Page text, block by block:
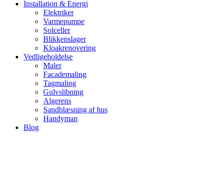
Installation & Energi
Elektriker
Varmepumpe
Solceller
Blikkenslager
Kloakrenovering
Vedligeholdelse
Maler
Facademaling
Tagmaling
Gulvslibning
Algerens
Sandblæsning af hus
Handyman
Blog